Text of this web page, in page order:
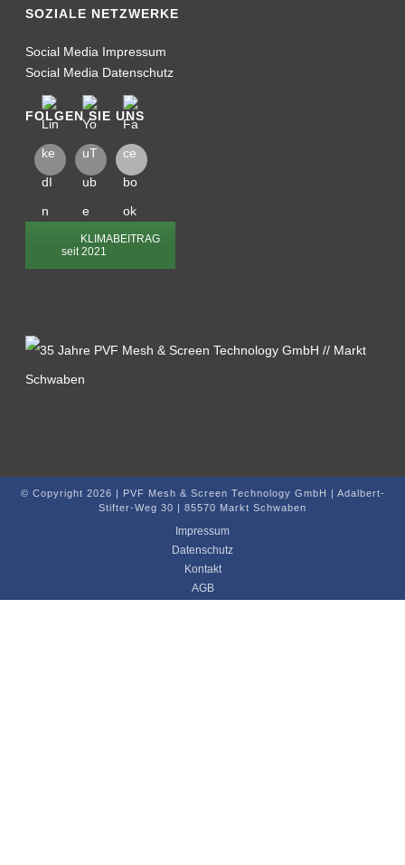
SOZIALE NETZWERKE
Social Media Impressum
Social Media Datenschutz
FOLGEN SIE UNS
KLIMABEITRAG
seit 2021
© Copyright 2026 | PVF Mesh & Screen Technology GmbH | Adalbert-
Stifter-Weg 30 | 85570 Markt Schwaben
Impressum
Datenschutz
Kontakt
AGB